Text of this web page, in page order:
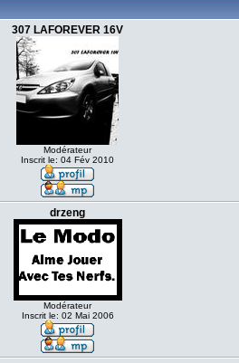
307 LAFOREVER 16V
Modérateur
Inscrit le: 04 Fév 2010
drzeng
Modérateur
Inscrit le: 02 Mai 2006